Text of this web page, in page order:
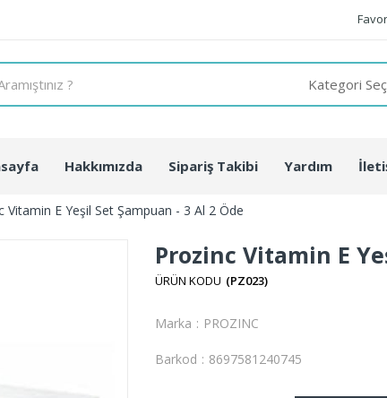
Hakkımızda Sipariş Takibi Yardım
Vitamin E Yeşil Set Şampuan - 3 Al 2 Öde
Prozinc Vitamin E
(PZ023)
Marka : PROZINC
Barkod : 8697581240745